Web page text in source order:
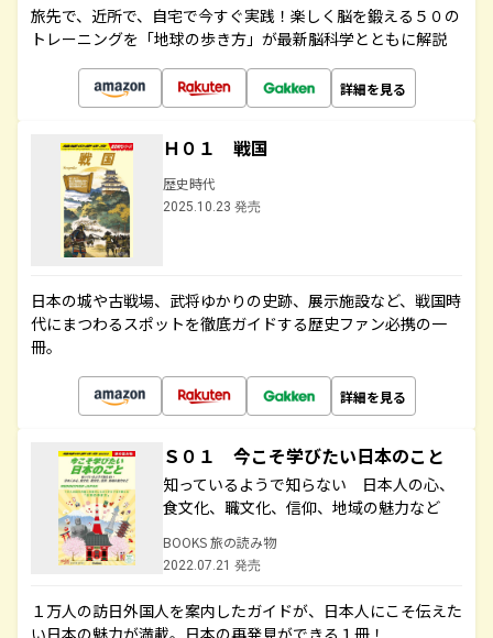
旅先で、近所で、自宅で今すぐ実践！楽しく脳を鍛える５０の
トレーニングを「地球の歩き方」が最新脳科学とともに解説
詳細を見る
Ｈ０１ 戦国
歴史時代
2025.10.23 発売
日本の城や古戦場、武将ゆかりの史跡、展示施設など、戦国時
代にまつわるスポットを徹底ガイドする歴史ファン必携の一
冊。
詳細を見る
Ｓ０１ 今こそ学びたい日本のこと
知っているようで知らない 日本人の心、
食文化、職文化、信仰、地域の魅力など
BOOKS 旅の読み物
2022.07.21 発売
１万人の訪日外国人を案内したガイドが、日本人にこそ伝えた
い日本の魅力が満載。日本の再発見ができる１冊！